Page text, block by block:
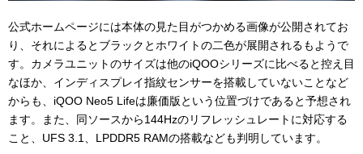
公式ホームページには本体の見た目がつかめる画像が公開されてお
り、それによるとブラックとホワイトの二色が展開されるもようで
す。カメラユニットのサイズは他のiQOOシリーズに比べると控え目
なほか、インディスプレイ指紋センサーを搭載していないことなど
からも、iQOO Neo5 Lifeは廉価版という位置づけであると予想され
ます。また、同ソースから144Hzのリフレッシュレートに対応する
こと、UFS 3.1、LPDDR5 RAMの搭載なども判明しています。